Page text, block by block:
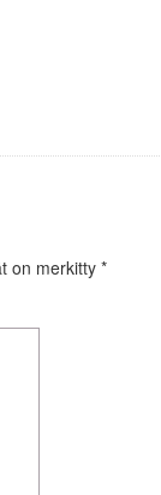
on merkitty*